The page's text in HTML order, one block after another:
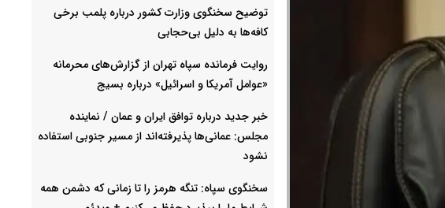
توضیح سخنگوی وزارت کشور درباره پلمب برخی
کافه‌ها به دلیل بی‌حجابی
روایت فرمانده سپاه تهران از گزارش‌های محرمانه
«عوامل آمریکا و اسرائیل» درباره بسیج
خبر جدید درباره توافق ایران و عمان / نماینده
مجلس: عمانی‌ها پذیرفته‌اند از مسیر جنوبی استفاده
نشود
سخنگوی سپاه: تنگه هرمز را تا زمانی که دشمن همه